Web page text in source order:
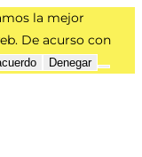
la mejor
De acurso con
Denegar